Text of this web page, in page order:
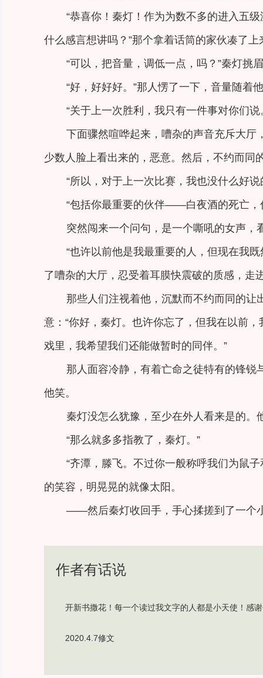
“恭喜你！秦灯！作为为数不多的进入五
什么感言想讲吗？”那个拿着话筒的家伙凑了
“可以，把音量，调低一点，吗？”秦灯挑
“好，好好好。”那人愣了一下，音量随着
“关于上一次胜利，我只有一件事对你们
下面骤然喧哗起来，嘈杂的声音充斥大
少数人脸上看出来的，恶意。然后，不约而同
“所以，对于上一次比赛，我也没什么好说
“包括你最重要的伙伴——白夜酒的死亡，
突然闯来一个问句，是一个嘶吼的女声，
“也许以前他是我最重要的人，但现在我
了嘈杂的大厅，忍受着耳膜快震破的质感，走
那些人们注视着他，沉默而不约而同的
意：“你好，秦灯。也许你忘了，但我在以前
戏里，我希望我们还能做暂时的同伴。”
那人面容冷静，有着亡命之徒特有的锋
他笑。
秦灯没怎么犹豫，至少在外人看来是的。
“那么就多多指教了，秦灯。”
“齐潭，滕飞。不过你一般称呼我们为鼠
的笑容，明晃晃的就像太阳。
——然后秦灯收回手，手心揉搓到了一个
作者有话说
开新书撒花！每一个读过我文字的人都是小天使！感
2020.4.7修文